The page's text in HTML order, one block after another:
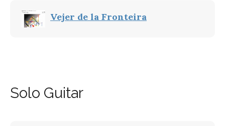
Vejer de la Fronteira
Solo Guitar